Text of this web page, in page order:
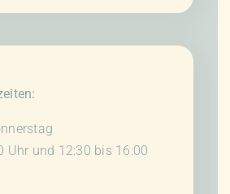
Uhr und 12:30 bis 16:00